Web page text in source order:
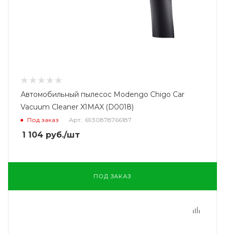
Автомобильный пылесос Modengo Chigo Car
Vacuum Cleaner X1MAX (D0018)
Под заказ Арт.: 6930878766187
1 104 руб./шт
ПОД ЗАКАЗ